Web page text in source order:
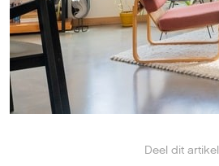
Deel dit artikel